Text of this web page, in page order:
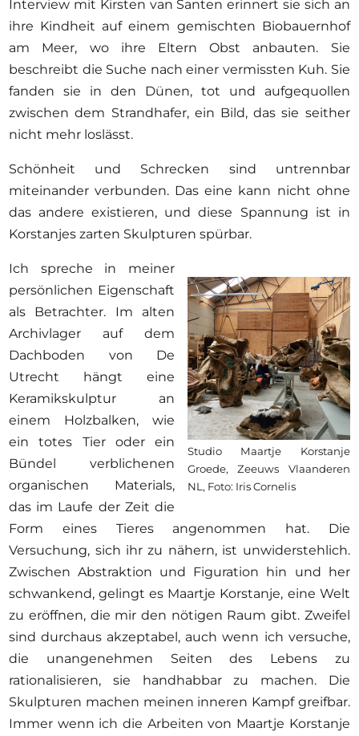
Interview mit Kirsten van Santen erinnert sie sich an
ihre Kindheit auf einem gemischten Biobauernhof
am Meer, wo ihre Eltern Obst anbauten. Sie
beschreibt die Suche nach einer vermissten Kuh. Sie
fanden sie in den Dünen, tot und aufgequollen
zwischen dem Strandhafer, ein Bild, das sie seither
nicht mehr loslässt.
Schönheit und Schrecken sind untrennbar
miteinander verbunden. Das eine kann nicht ohne
das andere existieren, und diese Spannung ist in
Korstanjes zarten Skulpturen spürbar.
Studio Maartje Korstanje
Groede, Zeeuws Vlaanderen
NL, Foto: Iris Cornelis
Ich spreche in meiner
persönlichen Eigenschaft
als Betrachter. Im alten
Archivlager auf dem
Dachboden von De
Utrecht hängt eine
Keramikskulptur an
einem Holzbalken, wie
ein totes Tier oder ein
Bündel verblichenen
organischen Materials,
das im Laufe der Zeit die
Form eines Tieres angenommen hat. Die
Versuchung, sich ihr zu nähern, ist unwiderstehlich.
Zwischen Abstraktion und Figuration hin und her
schwankend, gelingt es Maartje Korstanje, eine Welt
zu eröffnen, die mir den nötigen Raum gibt. Zweifel
sind durchaus akzeptabel, auch wenn ich versuche,
die unangenehmen Seiten des Lebens zu
rationalisieren, sie handhabbar zu machen. Die
Skulpturen machen meinen inneren Kampf greifbar.
Immer wenn ich die Arbeiten von Maartje Korstanje